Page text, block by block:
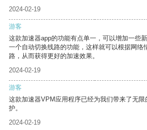
2024-02-19
游客
这款加速器app的功能有点单一，可以增加一些
一个自动切换线路的功能，这样就可以根据网络
路，从而获得更好的加速效果。
2024-02-19
游客
这款加速器VPM应用程序已经为我们带来了无
护。
2024-02-19